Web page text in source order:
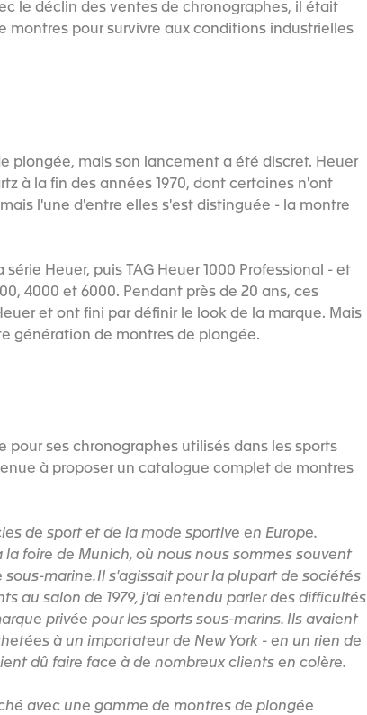
le déclin des ventes de chronographes, il était
pour survivre aux conditions industrielles
plongée, mais son lancement a été discret. Heuer
à la fin des années 1970, dont certaines n'ont
l'une d'entre elles s'est distinguée - la montre
Heuer, puis TAG Heuer 1000 Professional - et
4000 et 6000. Pendant près de 20 ans, ces
et ont fini par définir le look de la marque. Mais
génération de montres de plongée.
ses chronographes utilisés dans les sports
à proposer un catalogue complet de montres
de sport et de la mode sportive en Europe.
foire de Munich, où nous nous sommes souvent
marine. Il s'agissait pour la plupart de sociétés
au salon de 1979, j'ai entendu parler des difficultés
privée pour les sports sous-marins. Ils avaient
à un importateur de New York - en un rien de
dû faire face à de nombreux clients en colère.
avec une gamme de montres de plongée